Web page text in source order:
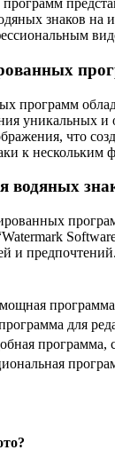
знаков
программ
уникальных
что
к нескольким
водяных
и предпочтений.
для